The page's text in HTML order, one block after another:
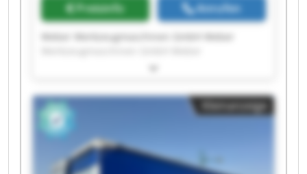
Preisinfo Anrufen
Weber Werkzeugmaschinen GmbH Weber
Werkzeugmaschinen GmbH Weber
Werkzeugmaschinen GmbH Weber
Werkzeugmaschinen GmbH Weber
Werkzeugmaschinen GmbH Weber
Werkzeugmaschinen GmbH Weber
Werkzeugmaschinen GmbH Weber
Werkzeugmaschinen GmbH Weber
Kleinanzeige